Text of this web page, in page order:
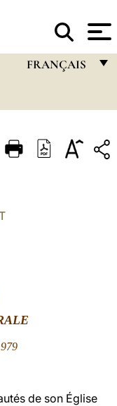
FRANÇAIS
ITALIANO
de son Église